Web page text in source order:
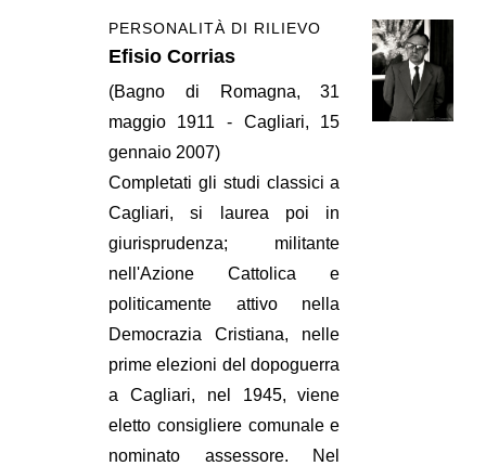
PERSONALITÀ DI RILIEVO
Efisio Corrias
(Bagno di Romagna, 31
maggio 1911 - Cagliari, 15
gennaio 2007)
Completati gli studi classici a
Cagliari, si laurea poi in
giurisprudenza; militante
nell'Azione Cattolica e
politicamente attivo nella
Democrazia Cristiana, nelle
prime elezioni del dopoguerra
a Cagliari, nel 1945, viene
eletto consigliere comunale e
nominato assessore. Nel